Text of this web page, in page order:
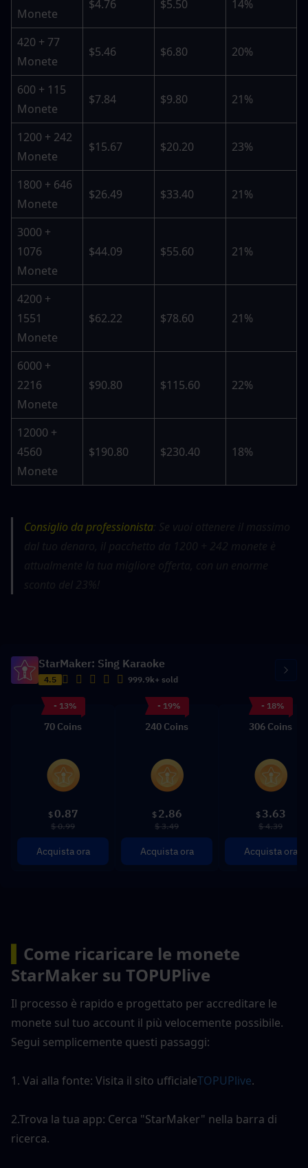
Monete
$4.76 $5.50 14%
420 + 77
Monete
$5.46 $6.80 20%
600 + 115
Monete
$7.84 $9.80 21%
1200 + 242
Monete
$15.67 $20.20 23%
1800 + 646
Monete
$26.49 $33.40 21%
3000 +
1076
Monete
$44.09 $55.60 21%
4200 +
1551
Monete
$62.22 $78.60 21%
6000 +
2216
Monete
$90.80 $115.60 22%
12000 +
4560
Monete
$190.80 $230.40 18%
Consiglio da professionista
StarMaker: Sing Karaoke
4.5 999.9k+ sold
- 13%
70 Coins
$ 0.87
$ 0.99
Acquista ora
- 19%
240 Coins
$ 2.86
$ 3.49
Acquista ora
- 18%
306 Coins
$ 3.63
$ 4.39
Acquista ora
Come ricaricare le monete
StarMaker su TOPUPlive
Il processo è rapido e progettato per accreditare le
monete sul tuo account il più velocemente possibile.
Segui semplicemente questi passaggi:
1. Vai alla fonte: Visita il sito ufficialeTOPUPlive.
2.Trova la tua app: Cerca "StarMaker" nella barra di
ricerca.